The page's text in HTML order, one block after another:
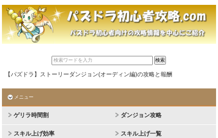
【パズドラ】ストーリーダンジョン(オーディン編)の攻略と報酬
メニュー
ゲリラ時間割 ダンジョン攻略
スキル上げ効率 スキル上げ一覧